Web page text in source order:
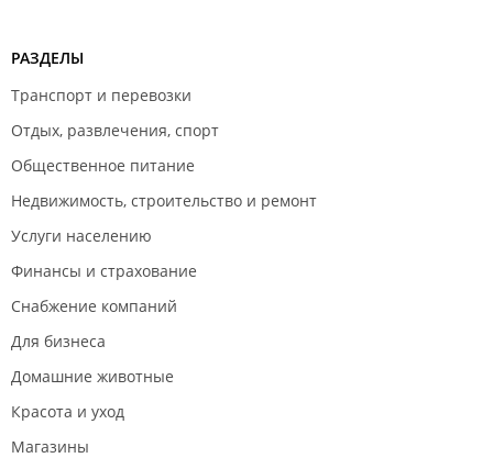
РАЗДЕЛЫ
Транспорт и перевозки
Отдых, развлечения, спорт
Общественное питание
Недвижимость, строительство и ремонт
Услуги населению
Финансы и страхование
Снабжение компаний
Для бизнеса
Домашние животные
Красота и уход
Магазины